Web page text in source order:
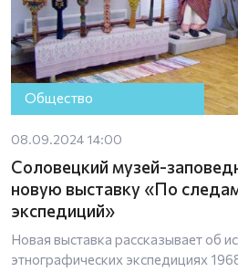
Общество
08.09.2024 14:00
Соловецкий музей-
новую выставку «По
экспедиций»
Новая выставка рассказывает об
этнографических экспедициях